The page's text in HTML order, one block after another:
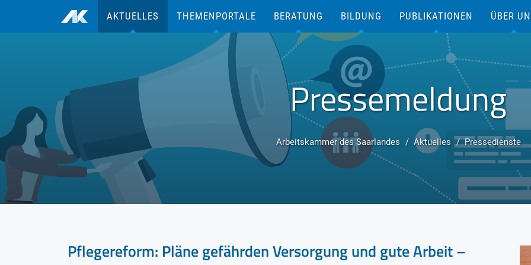
AKTUELLES THEMENPORTALE BERATUNG BILDUNG PUBLIKATIONEN ÜBER
Pressemeldung
Arbeitskammer des Saarlandes Aktuelles Pressedienste
Pflegereform: Pläne gefährden Versorgung und gute Arbeit –